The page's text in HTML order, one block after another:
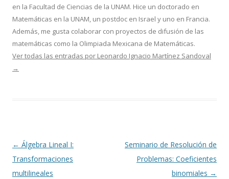
en la Facultad de Ciencias de la UNAM. Hice un doctorado en
Matemáticas en la UNAM, un postdoc en Israel y uno en Francia.
Además, me gusta colaborar con proyectos de difusión de las
matemáticas como la Olimpiada Mexicana de Matemáticas.
Ver todas las entradas por Leonardo Ignacio Martínez Sandoval
→
Navegación
de
entradas
← Álgebra Lineal I:
Transformaciones
multilineales
Seminario de Resolución de
Problemas: Coeficientes
binomiales →